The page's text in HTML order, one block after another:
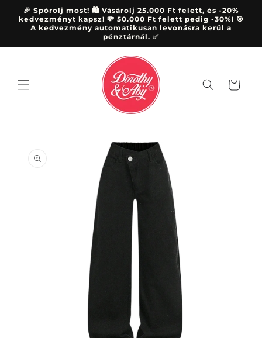
Ugrás a
tartalomhoz
🎉 Spórolj most! 🛍️ Vásárolj 25.000 Ft felett, és -20%
kedvezményt kapsz! 💸 50.000 Ft felett pedig -30%! 🎯
A kedvezmény automatikusan levonásra kerül a
pénztárnál. ✅
Kosár